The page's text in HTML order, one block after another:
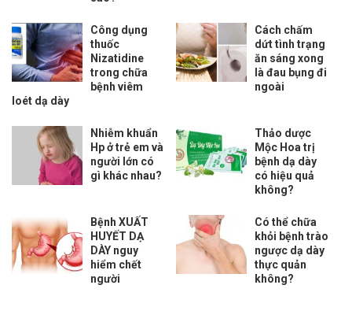
Công dụng
thuốc
Nizatidine
trong chữa
bệnh viêm
loét dạ dày
Cách chấm
dứt tình trạng
ăn sáng xong
là đau bụng đi
ngoài
Nhiễm khuẩn
Hp ở trẻ em và
người lớn có
gì khác nhau?
Thảo dược
Mộc Hoa trị
bệnh dạ dày
có hiệu quả
không?
Bệnh XUẤT
HUYẾT DẠ
DÀY nguy
hiểm chết
người
Có thể chữa
khỏi bệnh trào
ngược dạ dày
thực quản
không?